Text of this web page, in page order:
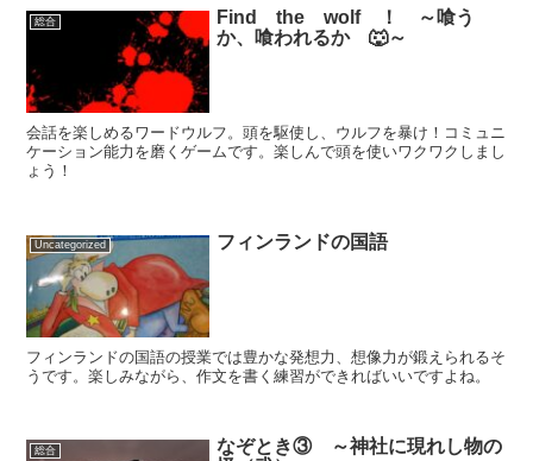
総合
Find the wolf ！ ～喰う
か、喰われるか 🐺～
会話を楽しめるワードウルフ。頭を駆使し、ウルフを暴け！コミュニ
ケーション能力を磨くゲームです。楽しんで頭を使いワクワクしまし
ょう！
Uncategorized フィンランドの国語
フィンランドの国語の授業では豊かな発想力、想像力が鍛えられるそ
うです。楽しみながら、作文を書く練習ができればいいですよね。
総合
なぞとき③ ～神社に現れし物の